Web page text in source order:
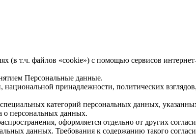
(в т.ч. файлов «cookie») с помощью сервисов
Персональные данные.
принадлежности, политических
категорий персональных данных,
о персональных данных.
оформляется отдельно от других
данных. Требования к содержанию такого